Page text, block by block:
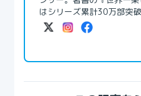
はシリーズ累計30万部突破